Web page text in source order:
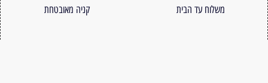
משלוח עד הבית קניה מאובטחת